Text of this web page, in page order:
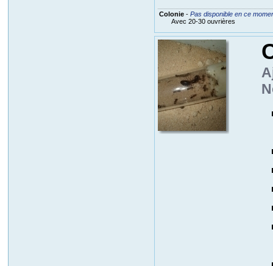
Colonie- Pas disponible en ce
Avec 20-30 ouvrières